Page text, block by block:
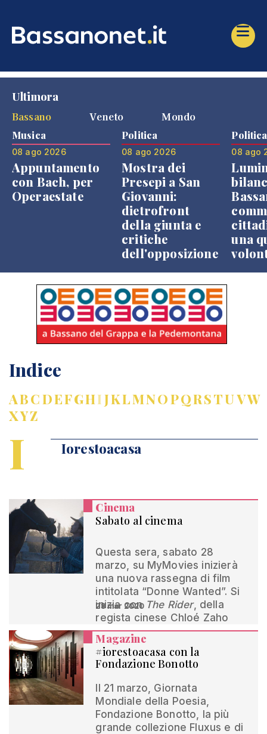
Ultimora
Bassano
Veneto Mondo
Musica
08 ago 2026
Appuntamento
con Bach, per
Operaestate
Politica
08 ago 2026
Mostra dei
Presepi a San
Giovanni:
dietrofront
della giunta e
critiche
dell'opposizione
Politica
08 ago
una
Indice
ABCDEFGHIJKLMNOPQRSTUVW
XYZ
I Iorestoacasa
Cinema
Sabato al cinema
Questa sera, sabato 28
marzo, su MyMovies inizierà
una nuova rassegna di film
intitolata “Donne Wanted”. Si
inizia con The Rider, della
regista cinese Chloé Zaho
28 mar 2020
Magazine
#iorestoacasa con la
Fondazione Bonotto
Il 21 marzo, Giornata
Mondiale della Poesia,
Fondazione Bonotto, la più
grande collezione Fluxus e di